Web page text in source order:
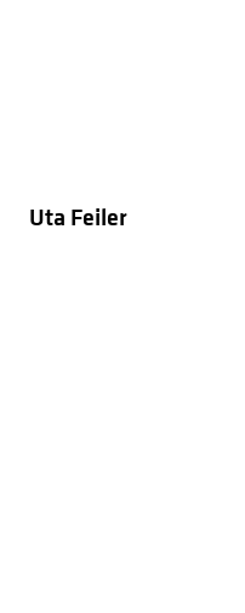
Uta Feiler